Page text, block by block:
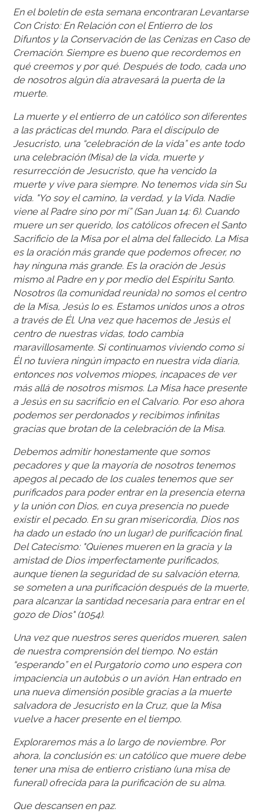
En el boletín de esta semana encontraran Levantarse
Con Cristo: En Relación con el Entierro de los
Difuntos y la Conservación de las Cenizas en Caso de
Cremación. Siempre es bueno que recordemos en
qué creemos y por qué. Después de todo, cada uno
de nosotros algún día atravesará la puerta de la
muerte.
La muerte y el entierro de un católico son diferentes
a las prácticas del mundo. Para el discípulo de
Jesucristo, una “celebración de la vida” es ante todo
una celebración (Misa) de la vida, muerte y
resurrección de Jesucristo, que ha vencido la
muerte y vive para siempre. No tenemos vida sin Su
vida. "Yo soy el camino, la verdad, y la Vida. Nadie
viene al Padre sino por mí” (San Juan 14: 6). Cuando
muere un ser querido, los católicos ofrecen el Santo
Sacrificio de la Misa por el alma del fallecido. La Misa
es la oración más grande que podemos ofrecer, no
hay ninguna más grande. Es la oración de Jesús
mismo al Padre en y por medio del Espíritu Santo.
Nosotros (la comunidad reunida) no somos el centro
de la Misa, Jesús lo es. Estamos unidos unos a otros
a través de Él. Una vez que hacemos de Jesús el
centro de nuestras vidas, todo cambia
maravillosamente. Si continuamos viviendo como si
Él no tuviera ningún impacto en nuestra vida diaria,
entonces nos volvemos miopes, incapaces de ver
más allá de nosotros mismos. La Misa hace presente
a Jesús en su sacrificio en el Calvario. Por eso ahora
podemos ser perdonados y recibimos infinitas
gracias que brotan de la celebración de la Misa.
Debemos admitir honestamente que somos
pecadores y que la mayoría de nosotros tenemos
apegos al pecado de los cuales tenemos que ser
purificados para poder entrar en la presencia eterna
y la unión con Dios, en cuya presencia no puede
existir el pecado. En su gran misericordia, Dios nos
ha dado un estado (no un lugar) de purificación final.
Del Catecismo: "Quienes mueren en la gracia y la
amistad de Dios imperfectamente purificados,
aunque tienen la seguridad de su salvación eterna,
se someten a una purificación después de la muerte,
para alcanzar la santidad necesaria para entrar en el
gozo de Dios" (1054).
Una vez que nuestros seres queridos mueren, salen
de nuestra comprensión del tiempo. No están
“esperando” en el Purgatorio como uno espera con
impaciencia un autobús o un avión. Han entrado en
una nueva dimensión posible gracias a la muerte
salvadora de Jesucristo en la Cruz, que la Misa
vuelve a hacer presente en el tiempo.
Exploraremos más a lo largo de noviembre. Por
ahora, la conclusión es: un católico que muere debe
tener una misa de entierro cristiano (una misa de
funeral) ofrecida para la purificación de su alma.
Que descansen en paz.